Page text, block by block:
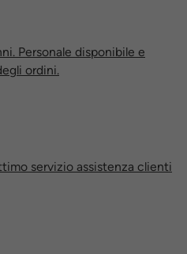
Personale disponibile e
ordini.
servizio assistenza clienti